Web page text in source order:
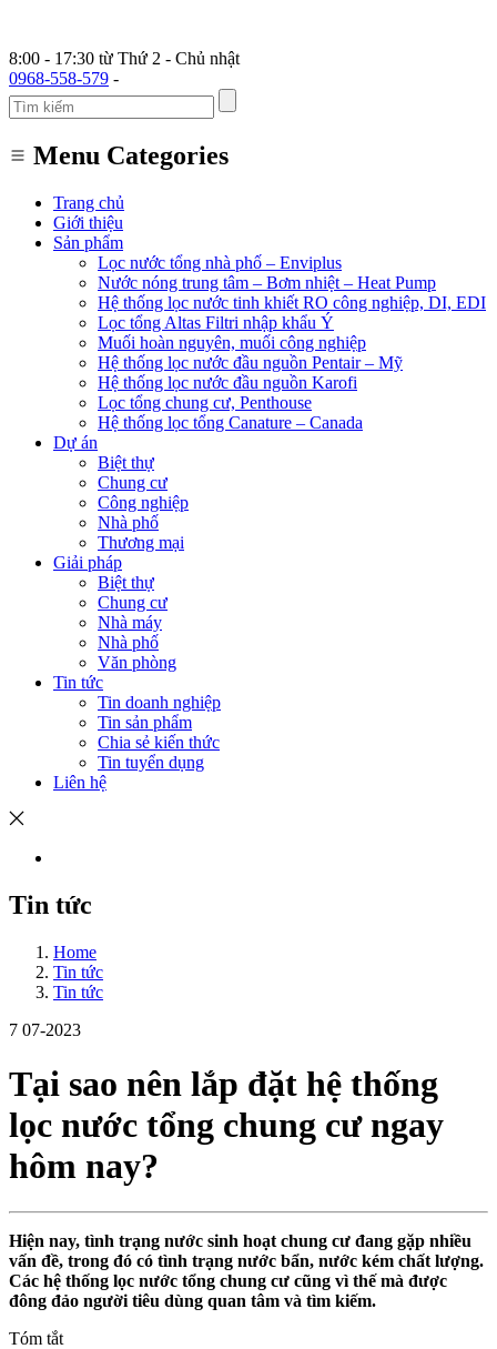
8:00 - 17:30 từ Thứ 2 - Chủ nhật
0968-558-579 -
Menu Categories
Trang chủ
Giới thiệu
Sản phẩm
Lọc nước tổng nhà phố – Enviplus
Nước nóng trung tâm – Bơm nhiệt – Heat Pump
Hệ thống lọc nước tinh khiết RO công nghiệp, DI, EDI
Lọc tổng Altas Filtri nhập khẩu Ý
Muối hoàn nguyên, muối công nghiệp
Hệ thống lọc nước đầu nguồn Pentair – Mỹ
Hệ thống lọc nước đầu nguồn Karofi
Lọc tổng chung cư, Penthouse
Hệ thống lọc tổng Canature – Canada
Dự án
Biệt thự
Chung cư
Công nghiệp
Nhà phố
Thương mại
Giải pháp
Biệt thự
Chung cư
Nhà máy
Nhà phố
Văn phòng
Tin tức
Tin doanh nghiệp
Tin sản phẩm
Chia sẻ kiến thức
Tin tuyển dụng
Liên hệ
Tin tức
Home
Tin tức
Tin tức
7 07-2023
Tại sao nên lắp đặt hệ thống
lọc nước tổng chung cư ngay
hôm nay?
Hiện nay, tình trạng nước sinh hoạt chung cư đang gặp nhiều
vấn đề, trong đó có tình trạng nước bẩn, nước kém chất lượng.
Các hệ thống lọc nước tổng chung cư cũng vì thế mà được
đông đảo người tiêu dùng quan tâm và tìm kiếm.
Tóm tắt